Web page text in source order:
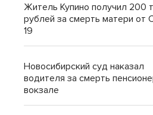
Житель Купино получил 200
рублей за смерть матери от
19
Новосибирский суд наказал
водителя за смерть
вокзале